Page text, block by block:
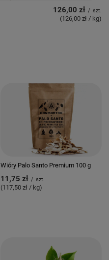
126,00 zł / szt.
(126,00 zł / kg)
Wióry Palo Santo Premium 100 g
11,75 zł / szt.
(117,50 zł / kg)